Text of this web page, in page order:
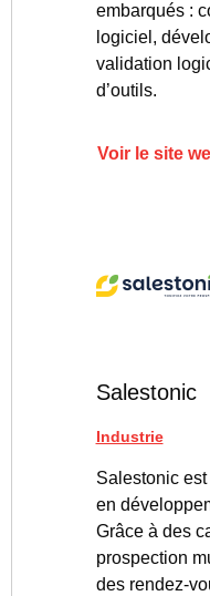
embarqués :
logiciel,
validation
d’outils.
Voir le site
Salestonic
Industrie
Salestonic
en
Grâce à des
prospection
des rendez-